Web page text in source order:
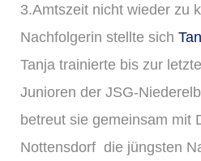
3.Amtszeit nicht wieder zu
Nachfolgerin stellte sich
Tanja trainierte bis zur
Junioren der JSG-
betreut sie gemeinsam mit
Nottensdorf die jüngsten